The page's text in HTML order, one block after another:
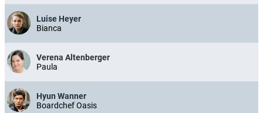
Luise Heyer
Bianca
Verena Altenberger
Paula
Hyun Wanner
Boardchef Oasis